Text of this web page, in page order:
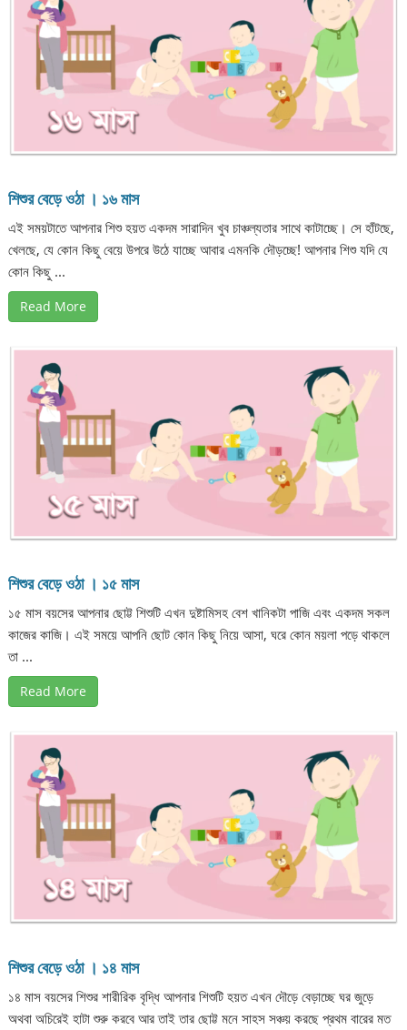
শিশুর বেড়ে ওঠা । ১৬ মাস
এই সময়টাতে আপনার শিশু হয়ত একদম সারাদিন খুব চাঞ্চল্যতার সাথে কাটাচ্ছে। সে হাঁটছে,
খেলছে, যে কোন কিছু বেয়ে উপরে উঠে যাচ্ছে আবার এমনকি দৌড়চ্ছে! আপনার শিশু যদি যে
কোন কিছু ...
Read More
শিশুর বেড়ে ওঠা । ১৫ মাস
১৫ মাস বয়সের আপনার ছোট্ট শিশুটি এখন দুষ্টামিসহ বেশ খানিকটা পাজি এবং একদম সকল
কাজের কাজি। এই সময়ে আপনি ছোট কোন কিছু নিয়ে আসা, ঘরে কোন ময়লা পড়ে থাকলে
তা ...
Read More
শিশুর বেড়ে ওঠা । ১৪ মাস
১৪ মাস বয়সের শিশুর শারীরিক বৃদ্ধি আপনার শিশুটি হয়ত এখন দৌড়ে বেড়াচ্ছে ঘর জুড়ে
অথবা অচিরেই হাটা শুরু করবে আর তাই তার ছোট্ট মনে সাহস সঞ্চয় করছে প্রথম বারের মত